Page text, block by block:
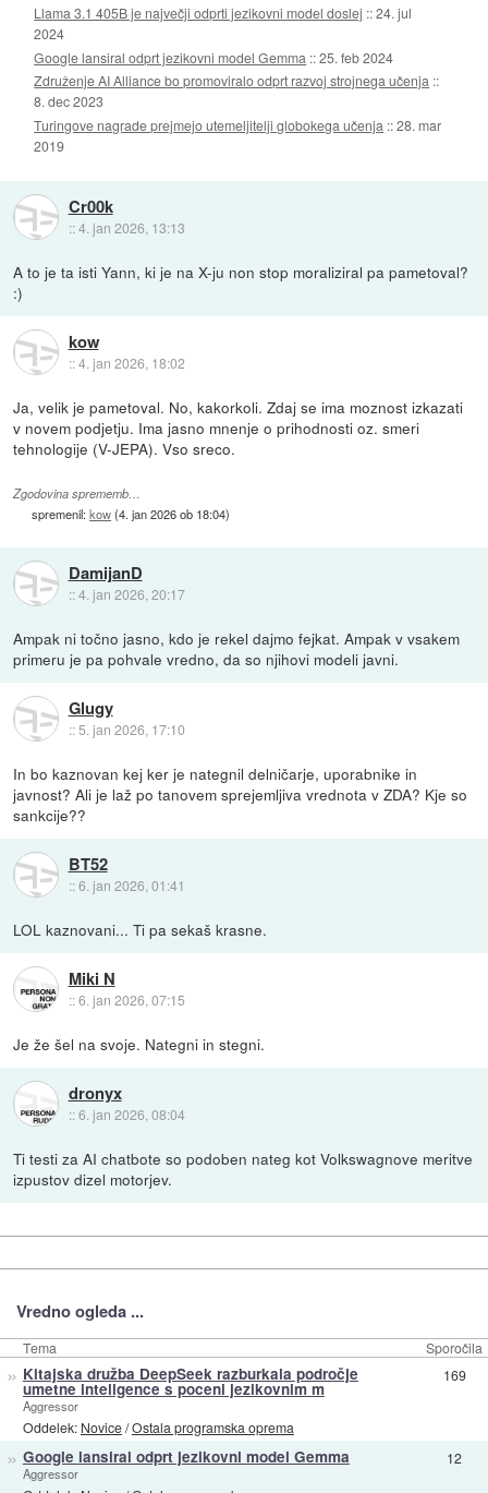
Llama 3.1 405B je največji odprti jezikovni model doslej ::24. jul
2024
Google lansiral odprt jezikovni model Gemma ::25. feb 2024
Združenje AI Alliance bo promoviralo odprt razvoj strojnega učenja ::
8. dec 2023
Turingove nagrade prejmejo utemeljitelji globokega učenja ::28. mar
2019
Cr00k
::4. jan 2026, 13:13
A to je ta isti Yann, ki je na X-ju non stop moraliziral pa pametoval?
:)
kow
::4. jan 2026, 18:02
Ja, velik je pametoval. No, kakorkoli. Zdaj se ima moznost izkazati
v novem podjetju. Ima jasno mnenje o prihodnosti oz. smeri
tehnologije (V-JEPA). Vso sreco.
Zgodovina sprememb…
spremenil:kow(4. jan 2026 ob 18:04)
DamijanD
::4. jan 2026, 20:17
Ampak ni točno jasno, kdo je rekel dajmo fejkat. Ampak v vsakem
primeru je pa pohvale vredno, da so njihovi modeli javni.
Glugy
::5. jan 2026, 17:10
In bo kaznovan kej ker je nategnil delničarje, uporabnike in
javnost? Ali je laž po tanovem sprejemljiva vrednota v ZDA? Kje so
sankcije??
BT52
::6. jan 2026, 01:41
LOL kaznovani... Ti pa sekaš krasne.
Miki N
::6. jan 2026, 07:15
Je že šel na svoje. Nategni in stegni.
dronyx
::6. jan 2026, 08:04
Ti testi za AI chatbote so podoben nateg kot Volkswagnove meritve
izpustov dizel motorjev.
Vredno ogleda ...
Tema Sporočila
» Kitajska družba DeepSeek razburkala področje
umetne inteligence s poceni jezikovnim m
Aggressor
Oddelek: Novice/Ostala programska oprema
169
» Google lansiral odprt jezikovni model Gemma
Aggressor
12